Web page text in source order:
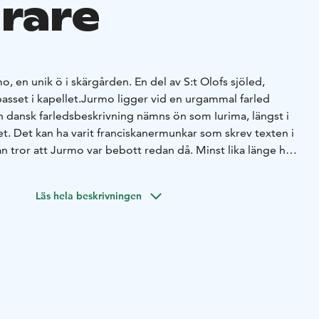
en unik ö i skärgården. En del av S:t Olofs sjöled,
i kapellet.Jurmo ligger vid en urgammal farled
dansk farledsbeskrivning nämns ön som Iurima, längst i
Det kan ha varit franciskanermunkar som skrev texten i
tror att Jurmo var bebott redan då. Minst lika länge har
på nedslag bland ruiner, fornlämningar och
Läs hela beskrivningen